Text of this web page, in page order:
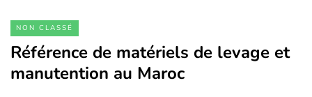
NON CLASSÉ
Référence de matériels de levage et
manutention au Maroc